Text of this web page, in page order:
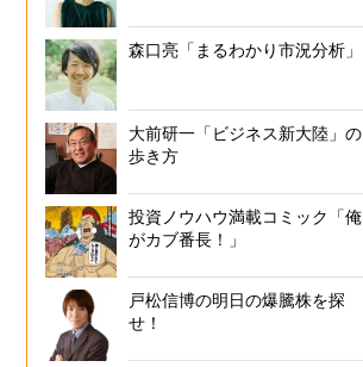
森口亮「まるわかり市況分析」
大前研一「ビジネス新大陸」の
歩き方
投資ノウハウ満載コミック「俺
がカブ番長！」
戸松信博の明日の爆騰株を探
せ！